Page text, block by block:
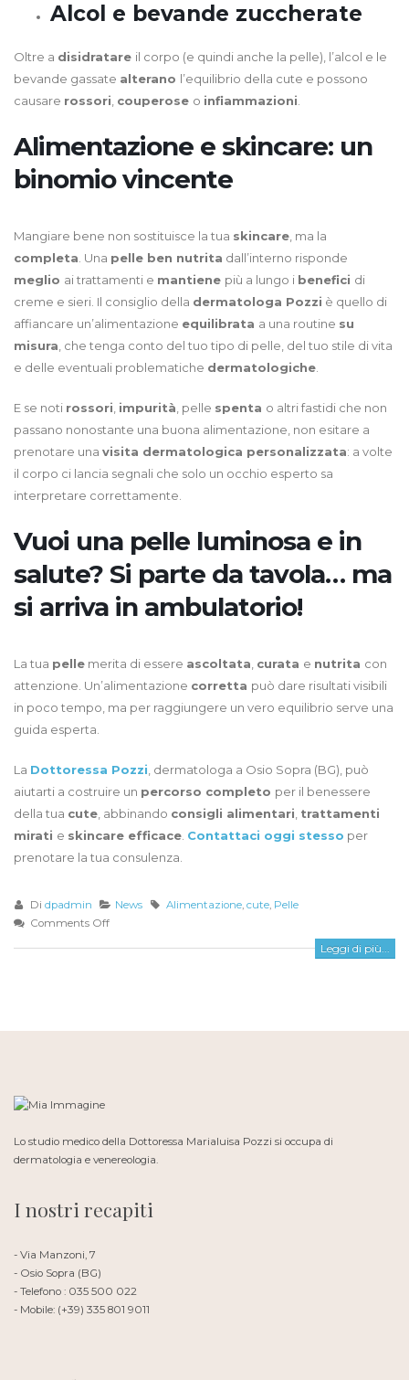
Alcol e bevande zuccherate
Oltre a disidratare il corpo (e quindi anche la pelle), l’alcol e le
bevande gassate alterano l’equilibrio della cute e possono
causare rossori couperose o infiammazioni
Alimentazione e skincare: un
binomio vincente
Mangiare bene non sostituisce la tua skincare , ma la
completa . Una pelle ben nutrita dall’interno risponde
meglio ai trattamenti e mantiene più a lungo i benefici di
creme e sieri. Il consiglio della dermatologa Pozzi è quello di
affiancare un’alimentazione equilibrata a una routine su
misura , che tenga conto del tuo tipo di pelle, del tuo stile di vita
e delle eventuali problematiche dermatologiche
E se noti rossori impurità , pelle spenta o altri fastidi che non
passano nonostante una buona alimentazione, non esitare a
prenotare una visita dermatologica personalizzata: a volte
il corpo ci lancia segnali che solo un occhio esperto sa
interpretare correttamente.
Vuoi una pelle luminosa e in
salute? Si parte da tavola… ma
si arriva in ambulatorio!
La tua pelle merita di essere ascoltata curata e nutrita con
attenzione. Un’alimentazione corretta può dare risultati visibili
in poco tempo, ma per raggiungere un vero equilibrio serve una
guida esperta.
La Dottoressa Pozzi , dermatologa a Osio Sopra (BG), può
aiutarti a costruire un percorso completo per il benessere
della tua cute , abbinando consigli alimentari trattamenti
mirati e skincare efficace Contattaci oggi stesso per
prenotare la tua consulenza.
Di dpadmin News Alimentazione,cute, Pelle
Comments Off
Leggi di più...
Lo studio medico della Dottoressa Marialuisa Pozzi si occupa di
dermatologia e venereologia.
I nostri recapiti
- Via Manzoni, 7
- Osio Sopra (BG)
- Telefono : 035 500 022
- Mobile: (+39) 335 801 9011